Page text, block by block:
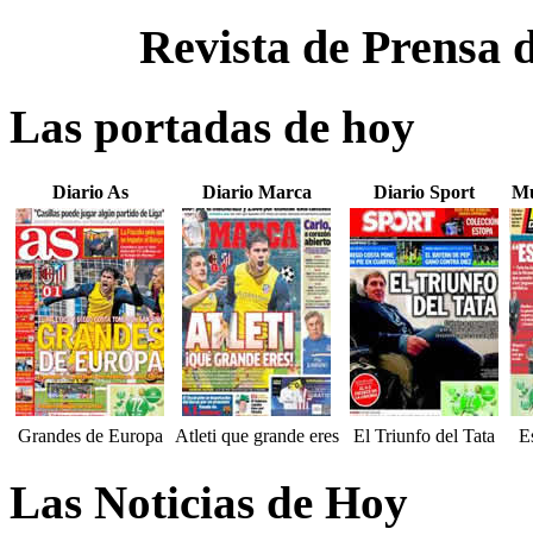
Revista de Prensa
Las portadas de hoy
Diario As Diario Marca Diario Sport
Grandes de Europa Atleti que grande eres El Triunfo del Tata
Las Noticias de Hoy